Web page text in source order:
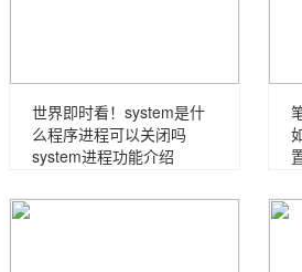
世界即时看！system是什
么程序进程可以关闭吗
system进程功能介绍